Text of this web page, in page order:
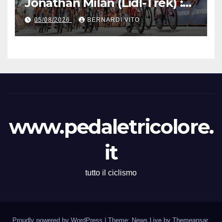
Vince la terza tappa di
seguito e in maglia gialla
all’83° Giro di Polonia
05/08/2026 BERNARDI VITO
www.pedaletricolore.
it
tutto il ciclismo
Proudly powered by WordPress Theme: News Live by Themeansar.